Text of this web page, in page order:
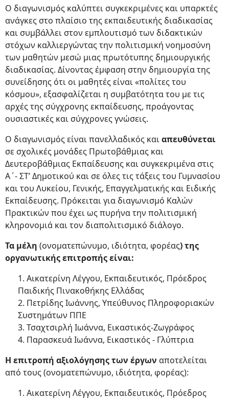
Ο διαγωνισμός καλύπτει συγκεκριμένες και υπαρκτές
ανάγκες στο πλαίσιο της εκπαιδευτικής διαδικασίας
και συμβάλλει στον εμπλουτισμό των διδακτικών
στόχων καλλιεργώντας την πολιτισμική νοημοσύνη
των μαθητών μεσώ μιας πρωτότυπης δημιουργικής
διαδικασίας. Δίνοντας έμφαση στην δημιουργία της
συνείδησης ότι οι μαθητές είναι «πολίτες του
κόσμου», εξασφαλίζεται η συμβατότητα του με τις
αρχές της σύγχρονης εκπαίδευσης, προάγοντας
ουσιαστικές και σύγχρονες γνώσεις.
Ο διαγωνισμός είναι πανελλαδικός καιαπευθύνεται
σε σχολικές μονάδες Πρωτοβάθμιας και
Δευτεροβάθμιας Εκπαίδευσης και συγκεκριμένα στις
Α΄- ΣΤ’ Δημοτικού και σε όλες τις τάξεις του Γυμνασίου
και του Λυκείου, Γενικής, Επαγγελματικής και Ειδικής
Εκπαίδευσης. Πρόκειται για διαγωνισμό Καλών
Πρακτικών που έχει ως πυρήνα την πολιτισμική
κληρονομιά και τον διαπολιτισμικό διάλογο.
Τα μέλη (ονοματεπώνυμο, ιδιότητα, φορέας) της
οργανωτικής επιτροπής είναι:
1. Αικατερίνη Λέγγου, Εκπαιδευτικός, Πρόεδρος
Παιδικής Πινακοθήκης Ελλάδας
2. Πετρίδης Ιωάννης, Υπεύθυνος Πληροφοριακών
Συστημάτων ΠΠΕ
3. Τσαχτσιρλή Ιωάννα, Εικαστικός-Ζωγράφος
4. Παρασκευά Ιωάννα, Εικαστικός - Γλύπτρια
Η επιτροπή αξιολόγησης των έργων αποτελείται
από τους (ονοματεπώνυμο, ιδιότητα, φορέας):
1. Αικατερίνη Λέγγου, Εκπαιδευτικός, Πρόεδρος